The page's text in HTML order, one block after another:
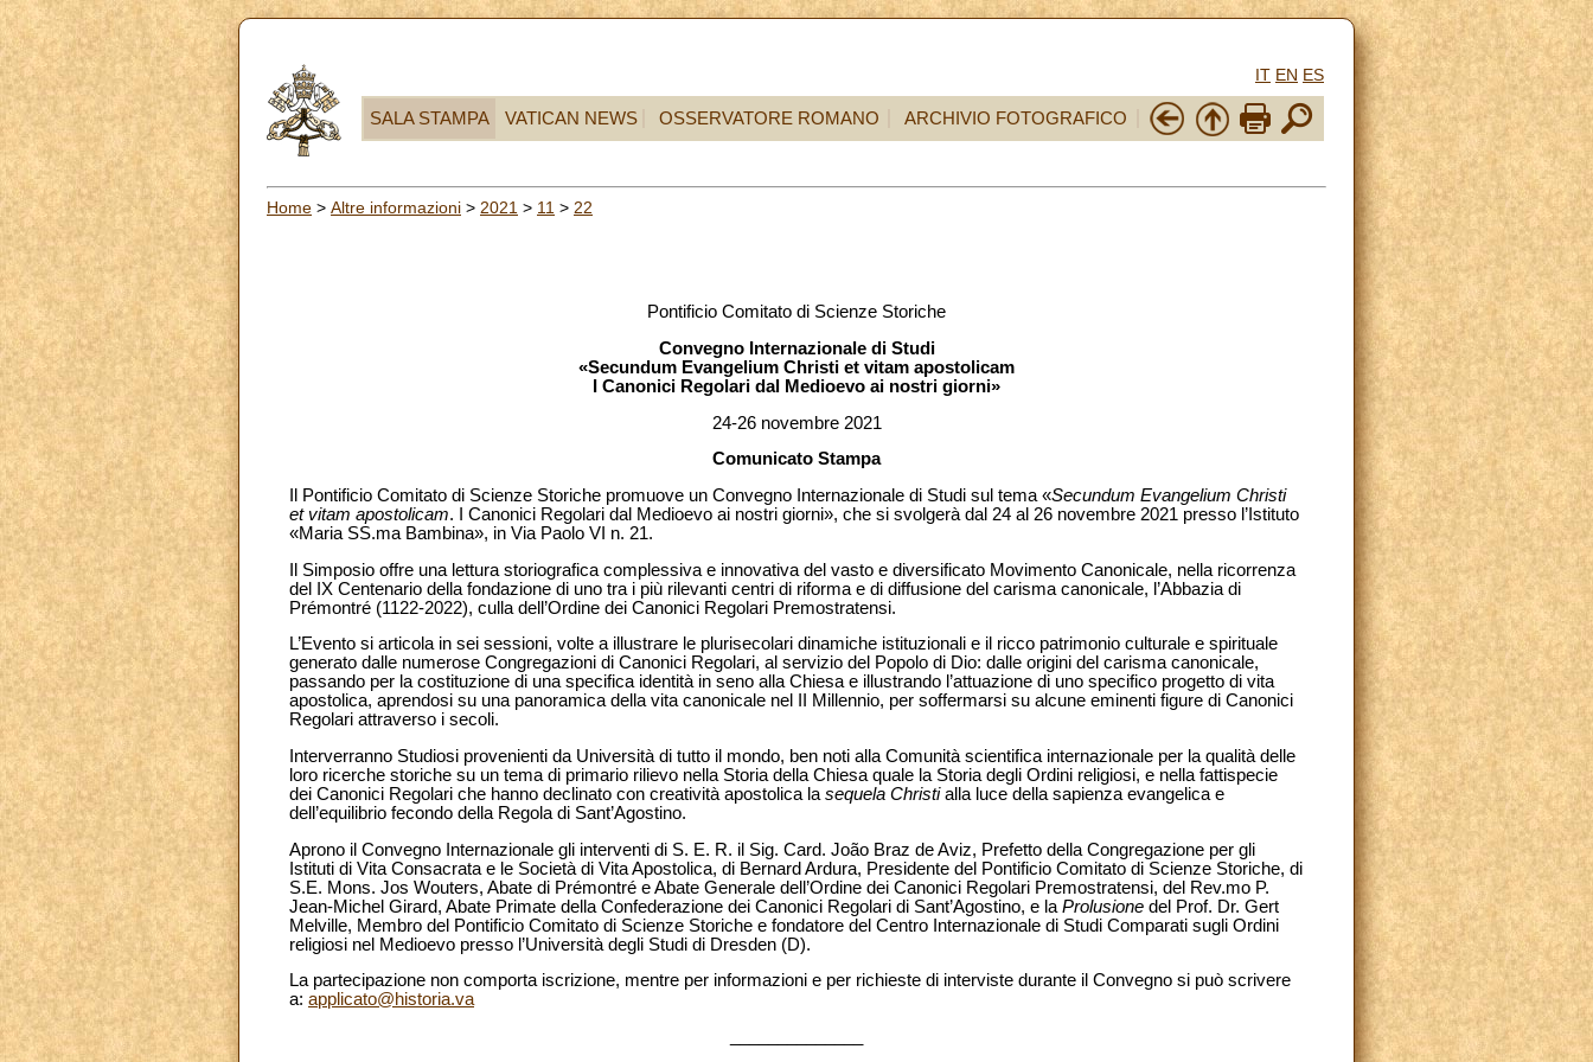
IT EN ES
SALA STAMPA VATICAN NEWS OSSERVATORE ROMANO ARCHIVIO FOTOGRAFICO
Home > Altre informazioni > 2021 > 11 > 22
Pontificio Comitato di Scienze Storiche
Convegno Internazionale di Studi
«Secundum Evangelium Christi et vitam apostolicam
I Canonici Regolari dal Medioevo ai nostri giorni»
24-26 novembre 2021
Comunicato Stampa
Il Pontificio Comitato di Scienze Storiche promuove un Convegno Internazionale di Studi sul tema «Secundum Evangelium Christi
et vitam apostolicam. I Canonici Regolari dal Medioevo ai nostri giorni», che si svolgerà dal 24 al 26 novembre 2021 presso l’Istituto
«Maria SS.ma Bambina», in Via Paolo VI n. 21.
Il Simposio offre una lettura storiografica complessiva e innovativa del vasto e diversificato Movimento Canonicale, nella ricorrenza
del IX Centenario della fondazione di uno tra i più rilevanti centri di riforma e di diffusione del carisma canonicale, l’Abbazia di
Prémontré (1122-2022), culla dell’Ordine dei Canonici Regolari Premostratensi.
L’Evento si articola in sei sessioni, volte a illustrare le plurisecolari dinamiche istituzionali e il ricco patrimonio culturale e spirituale
generato dalle numerose Congregazioni di Canonici Regolari, al servizio del Popolo di Dio: dalle origini del carisma canonicale,
passando per la costituzione di una specifica identità in seno alla Chiesa e illustrando l’attuazione di uno specifico progetto di vita
apostolica, aprendosi su una panoramica della vita canonicale nel II Millennio, per soffermarsi su alcune eminenti figure di Canonici
Regolari attraverso i secoli.
Interverranno Studiosi provenienti da Università di tutto il mondo, ben noti alla Comunità scientifica internazionale per la qualità delle
loro ricerche storiche su un tema di primario rilievo nella Storia della Chiesa quale la Storia degli Ordini religiosi, e nella fattispecie
dei Canonici Regolari che hanno declinato con creatività apostolica la sequela Christialla luce della sapienza evangelica e
dell’equilibrio fecondo della Regola di Sant’Agostino.
Aprono il Convegno Internazionale gli interventi di S. E. R. il Sig. Card. João Braz de Aviz, Prefetto della Congregazione per gli
Istituti di Vita Consacrata e le Società di Vita Apostolica, di Bernard Ardura, Presidente del Pontificio Comitato di Scienze Storiche, di
S.E. Mons. Jos Wouters, Abate di Prémontré e Abate Generale dell’Ordine dei Canonici Regolari Premostratensi, del Rev.mo P.
Jean-Michel Girard, Abate Primate della Confederazione dei Canonici Regolari di Sant’Agostino, e la Prolusione del Prof. Dr. Gert
Melville, Membro del Pontificio Comitato di Scienze Storiche e fondatore del Centro Internazionale di Studi Comparati sugli Ordini
religiosi nel Medioevo presso l’Università degli Studi di Dresden (D).
La partecipazione non comporta iscrizione, mentre per informazioni e per richieste di interviste durante il Convegno si può scrivere
a: applicato@historia.va